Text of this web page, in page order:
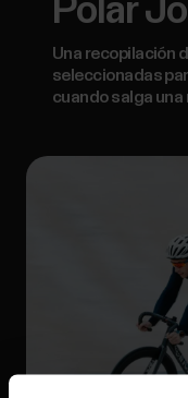
Polar
Una recopilación
seleccionadas
cuando salga una